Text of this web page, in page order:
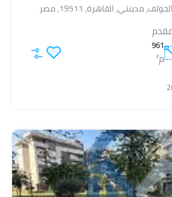
مدينتي, القاهرة, 19511, مصر
961
م²